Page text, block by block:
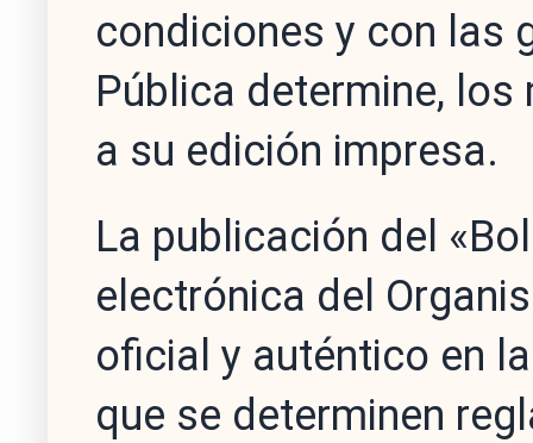
condiciones y con las
Pública determine,
a su edición impresa.
La publicación del
electrónica del
oficial y auténtico en
que se determinen